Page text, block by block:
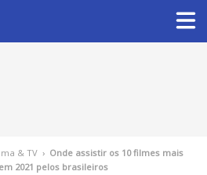
& TV › Onde assistir os 10 filmes mais
2021 pelos brasileiros